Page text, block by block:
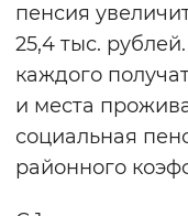
пенсия
25,4 тыс.
каждого
и места
социальная
районного